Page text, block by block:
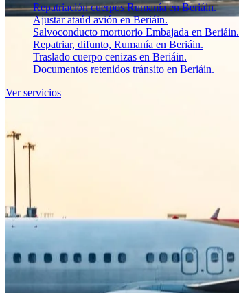
Repatriación cuerpos Rumanía en Beriáin.
Ajustar ataúd avión en Beriáin.
Salvoconducto mortuorio Embajada en Beriáin.
Repatriar, difunto, Rumanía en Beriáin.
Traslado cuerpo cenizas en Beriáin.
Documentos retenidos tránsito en Beriáin.
Ver servicios